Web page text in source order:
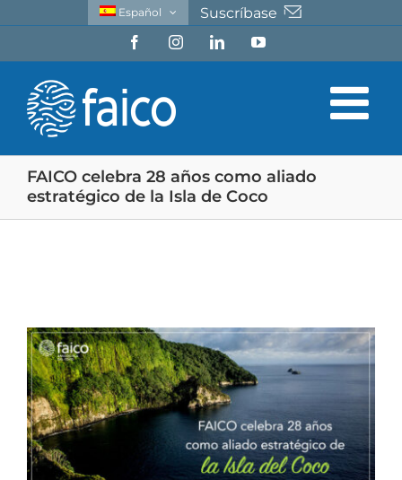
contenido
Español Suscríbase
FacebookInstagramLinkedInYouTube
FAICO celebra 28 años como aliado
estratégico de la Isla de Coco
Ver
imagen
más
grande